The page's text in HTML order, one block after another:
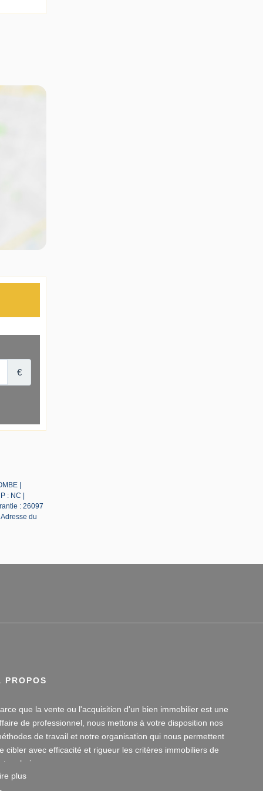
|
: NC |
: 26097
du
PROPOS
que la vente ou l'acquisition d'un bien immobilier est une
de professionnel, nous mettons à votre disposition nos
de travail et notre organisation qui nous permettent
cibler avec efficacité et rigueur les critères immobiliers de
choix.
plus